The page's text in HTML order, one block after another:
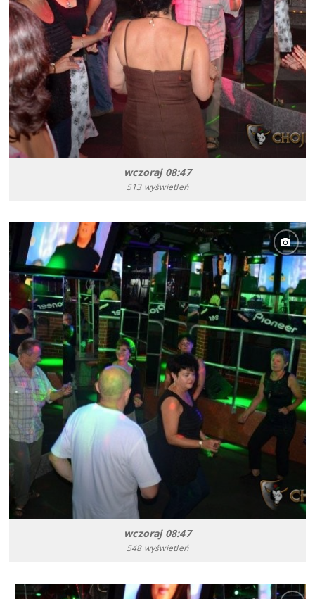
wczoraj 08:47
513 wyświetleń
wczoraj 08:47
548 wyświetleń